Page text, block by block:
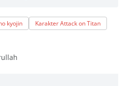
kyojin Karakter Attack on Titan